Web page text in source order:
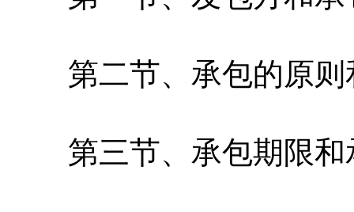
第二节、承包的原则
第三节、承包期限和